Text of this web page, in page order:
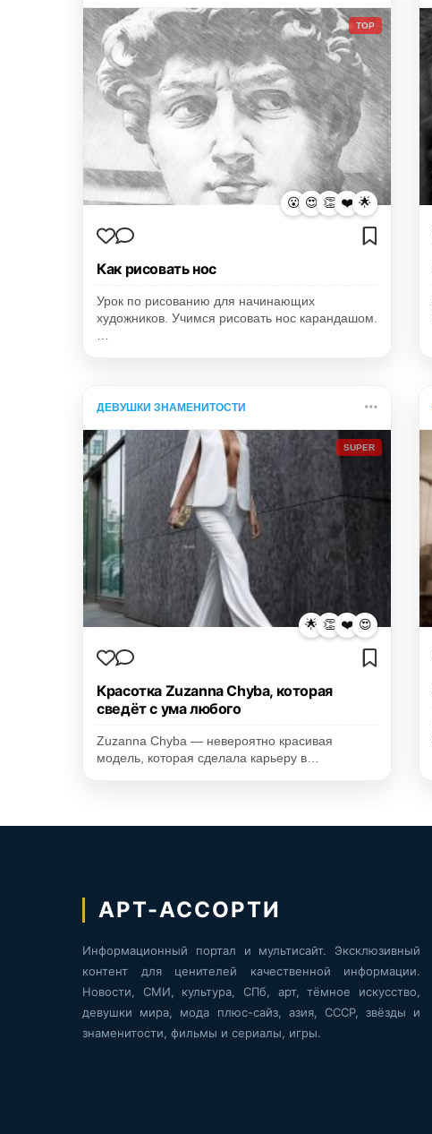
TOP
😮 😍 👏 ❤️ 🌟
Как рисовать нос
Урок по рисованию для начинающих
художников. Учимся рисовать нос карандашом.
ДЕВУШКИ ЗНАМЕНИТОСТИ
SUPER
🌟 👏 ❤️ 😍
Красотка Zuzanna Chyba, которая
сведёт с ума любого
Zuzanna Chyba — невероятно красивая
модель, которая сделала карьеру в…
АРТ-АССОРТИ
Информационный портал и мультисайт. Эксклюзивный
контент для ценителей качественной информации.
Новости, СМИ, культура, СПб, арт, тёмное искусство,
девушки мира, мода плюс-сайз, азия, СССР, звёзды и
знаменитости, фильмы и сериалы, игры.